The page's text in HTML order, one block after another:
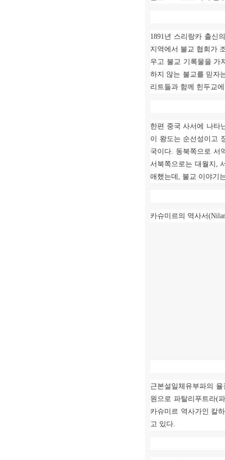
1891년 스리랑카 출신
지역에서 불교 협회가
우고 불교 기록물을 가
하지 않는 불교를 믿자
리트들과 함께 힌두교
한편 중국 사서에 나타
이 왕도는 순선성이고
국이다. 동북쪽으로 서
서북쪽으로는 대월지 ,
애했는데 , 불교 이야기
카슈미르의 역사서
근본설일체유부파의
원으로 파탈리푸트라(
카슈미르 역사가인 칼
고 있다.